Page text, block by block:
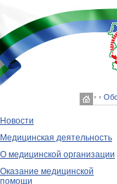
◦ ◦
Новости
Медицинская деятельность
О медицинской организации
Оказание медицинской
помощи